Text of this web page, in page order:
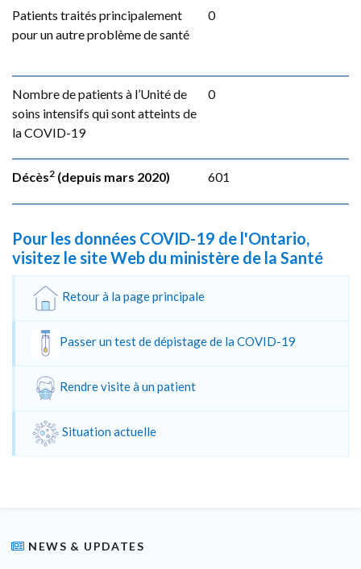
Patients traités principalement
pour un autre problème de santé
0
Nombre de patients à l’Unité de
soins intensifs qui sont atteints de
la COVID-19
0
Décès2 (depuis mars 2020) 601
Pour les données COVID-19 de l'Ontario,
visitez le site Web du ministère de la Santé
Retour à la page principale
Passer un test de dépistage de la COVID-19
Rendre visite à un patient
Situation actuelle
NEWS & UPDATES